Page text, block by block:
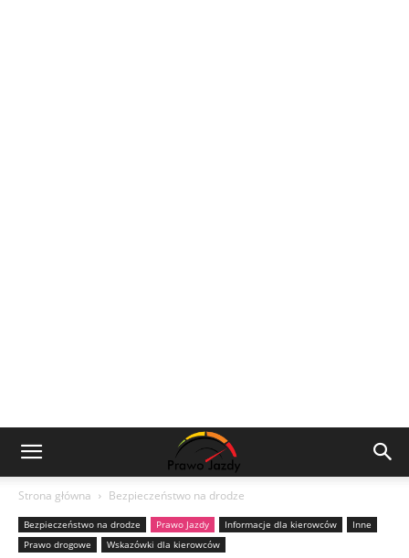
Strona główna Bezpieczeństwo na drodze
Bezpieczeństwo na drodze Prawo Jazdy Informacje dla kierowców
Inne
Prawo drogowe
Wskazówki dla kierowców